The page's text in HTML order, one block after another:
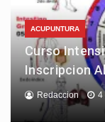
ACUPUNTURA
Curso
Inscripcion
Redaccion 4